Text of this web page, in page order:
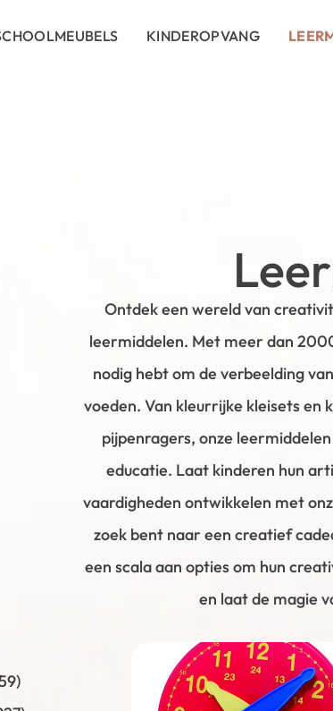
KINDEROPVANG
Ontdek een wereld van
leermiddelen. Met meer dan
nodig hebt om de verbeelding
voeden. Van kleurrijke kleisets en
pijpenragers, onze
educatie. Laat kinderen hun
vaardigheden ontwikkelen met
zoek bent naar een creatief
een scala aan opties om hun
en laat de magie